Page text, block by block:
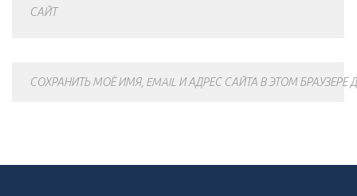
САЙТ
СОХРАНИТЬ МОЁ ИМЯ, EMAIL И АДРЕС САЙТА В ЭТОМ